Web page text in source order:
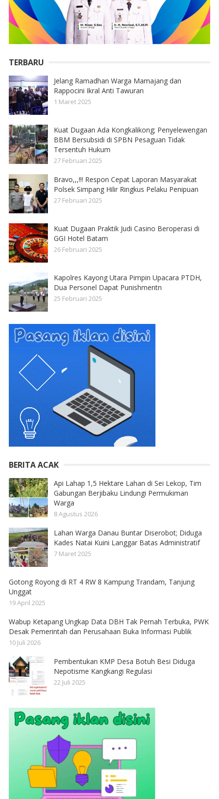
TERBARU
Jelang Ramadhan Warga Mamajang dan
Rappocini Ikral Anti Tawuran
1 Maret 2025
Kuat Dugaan Ada Kongkalikong; Penyelewengan
BBM Bersubsidi di SPBN Pesaguan Tidak
Tersentuh Hukum
27 Februari 2025
Bravo,,,!!! Respon Cepat Laporan Masyarakat
Polsek Simpang Hilir Ringkus Pelaku Penipuan
27 Februari 2025
Kuat Dugaan Praktik Judi Casino Beroperasi di
GGI Hotel Batam
26 Februari 2025
Kapolres Kayong Utara Pimpin Upacara PTDH,
Dua Personel Dapat Punishmentn
25 Februari 2025
BERITA ACAK
Api Lahap 1,5 Hektare Lahan di Sei Lekop, Tim
Gabungan Berjibaku Lindungi Permukiman
Warga
8 Agustus 2026
Lahan Warga Danau Buntar Diserobot; Diduga
Kades Natai Kuini Langgar Batas Administratif
7 Maret 2025
Gotong Royong di RT 4 RW 8 Kampung Trandam, Tanjung
Unggat
19 April 2025
Wabup Ketapang Ungkap Data DBH Tak Pernah Terbuka, PWK
Desak Pemerintah dan Perusahaan Buka Informasi Publik
10 Juli 2026
Pembentukan KMP Desa Botuh Besi Diduga
Nepotisme Kangkangi Regulasi
22 Juli 2025